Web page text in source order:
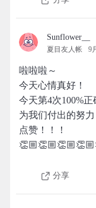
Sunflower__
夏目友人帐 9
啦啦啦～
今天心情真好！
今天第4次100%正
为我们付出的努力
点赞！！！
分享